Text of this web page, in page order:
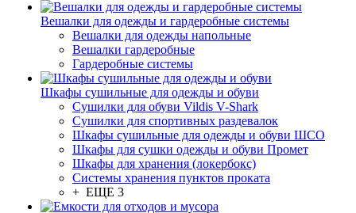
Вешалки для одежды и гардеробные системы
Вешалки для одежды напольные
Вешалки гардеробные
Гардеробные системы
Шкафы сушильные для одежды и обуви
Сушилки для обуви Vildis V-Shark
Сушилки для спортивных раздевалок
Шкафы сушильные для одежды и обуви ШСО
Шкафы для сушки одежды и обуви Промет
Шкафы для хранения (локербокс)
Системы хранения пунктов проката
+ ЕЩЕ 3